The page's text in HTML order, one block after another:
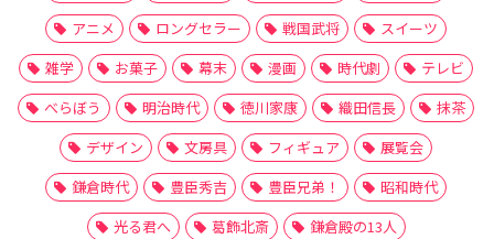
アニメ
ロングセラー 戦国武将
スイーツ
雑学
お菓子 幕末 漫画 時代劇
テレビ
べらぼう
明治時代 徳川家康 織田信長
抹茶
デザイン
文房具 フィギュア
展覧会
鎌倉時代
豊臣秀吉 豊臣兄弟！
昭和時代
光る君へ
葛飾北斎 鎌倉殿の13人